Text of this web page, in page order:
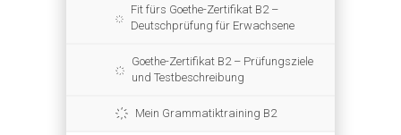
Fit fürs Goethe-Zertifikat B2 –
Deutschprüfung für Erwachsene
Goethe-Zertifikat B2 – Prüfungsziele
und Testbeschreibung
Mein Grammatiktraining B2